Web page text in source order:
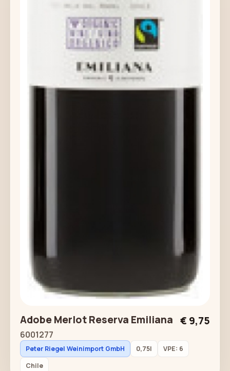
Adobe Merlot Reserva Emiliana
6001277
€ 9,75
Peter Riegel Weinimport GmbH 0,75l
VPE: 6
Chile